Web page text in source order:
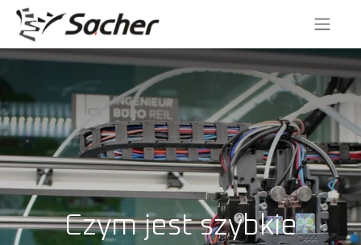
Czym jest szybkie